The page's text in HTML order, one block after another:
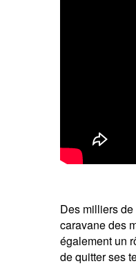
Des milliers
caravane des
également un
de quitter ses